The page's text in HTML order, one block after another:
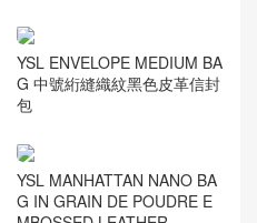
YSL ENVELOPE MEDIUM BA
G 中號絎縫織紋黑色皮革信封
包
YSL MANHATTAN NANO BA
G IN GRAIN DE POUDRE E